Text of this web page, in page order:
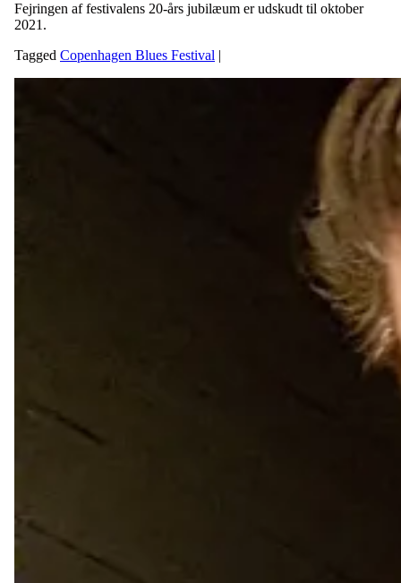
Fejringen af festivalens 20-års jubilæum er udskudt til oktober
2021.
Tagged Copenhagen Blues Festival |